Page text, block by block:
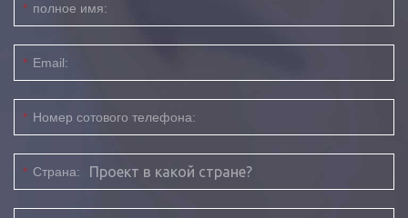
* полное имя:
* Email:
* Номер сотового телефона:
* Страна: